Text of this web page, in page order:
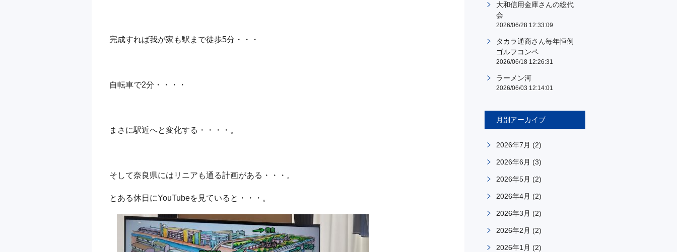
完成すれば我が家も駅まで徒歩5分・・・
自転車で2分・・・・
まさに駅近へと変化する・・・・。
そして奈良県にはリニアも通る計画がある・・・。
とある休日にYouTubeを見ていると・・・。
大和信用金庫さんの総代
会
2026/06/28 12:33:09
タカラ通商さん毎年恒例
ゴルフコンペ
2026/06/18 12:26:31
ラーメン河
2026/06/03 12:14:01
月別アーカイブ
2026年7月 (2)
2026年6月 (3)
2026年5月 (2)
2026年4月 (2)
2026年3月 (2)
2026年2月 (2)
2026年1月 (2)